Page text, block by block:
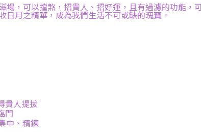
，可以擋煞，招貴人、招好運，且有過濾的功能
日月之精華，成為我們生活不可或缺的瑰寶。
貴人提拔
門
中、精鍊